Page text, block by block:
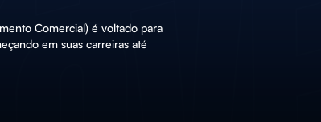
Comercial) é voltado para
em suas carreiras até